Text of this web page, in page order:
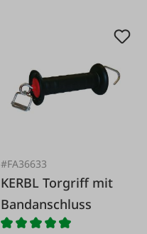
#FA36633
KERBL Torgriff mit
Bandanschluss